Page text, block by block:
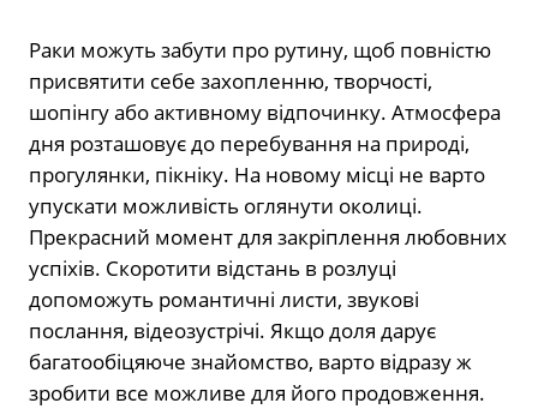
Раки можуть забути про рутину, щоб повністю
присвятити себе захопленню, творчості,
шопінгу або активному відпочинку. Атмосфера
дня розташовує до перебування на природі,
прогулянки, пікніку. На новому місці не варто
упускати можливість оглянути околиці.
Прекрасний момент для закріплення любовних
успіхів. Скоротити відстань в розлуці
допоможуть романтичні листи, звукові
послання, відеозустрічі. Якщо доля дарує
багатообіцяюче знайомство, варто відразу ж
зробити все можливе для його продовження.